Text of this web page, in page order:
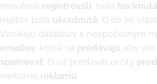
minulosti registrovali , bola hacknutá
mailov bola ukradnutá . O čo im
Vznikajú databázy s nespočetným
emailov , ktoré sa predávajú aby vás
spamovať , či už predávať určitý
niekomu reklamu